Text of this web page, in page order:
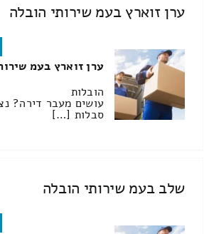
ערן זוארץ בעמ שירותי הובלה
ערן זוארץ בעמ
הובלות
עושים מעבר דירה?
סבלות […]
שלב בעמ שירותי הובלה